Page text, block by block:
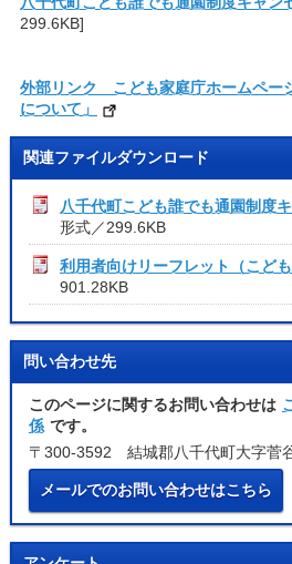
299.6KB]
外部リンク こども家庭庁ホームペー
について」
関連ファイルダウンロード
八千代町こども誰でも通園制度
形式／299.6KB
利用者向けリーフレット（こども
901.28KB
問い合わせ先
このページに関するお問い合わせは
係 です。
〒300-3592 結城郡八千代町大字菅
メールでのお問い合わせはこちら